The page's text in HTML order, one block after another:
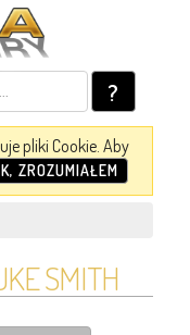
?
pliki Cookie. Aby
ZROZUMIAŁEM
SMITH